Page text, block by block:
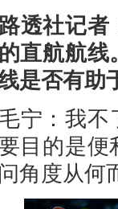
路透社记者
直航航线
是否有助
宁：我不
目的是便
角度从何